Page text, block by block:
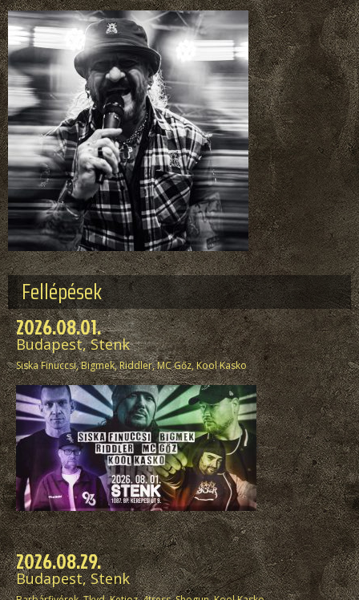
Fellépések
2026.08.01.
Budapest, Stenk
Siska Finuccsi, Bigmek, Riddler, MC Gőz, Kool Kasko
f
2026.08.29.
Budapest, Stenk